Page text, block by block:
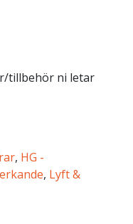
tillbehör ni letar
, HG -
, Lyft &